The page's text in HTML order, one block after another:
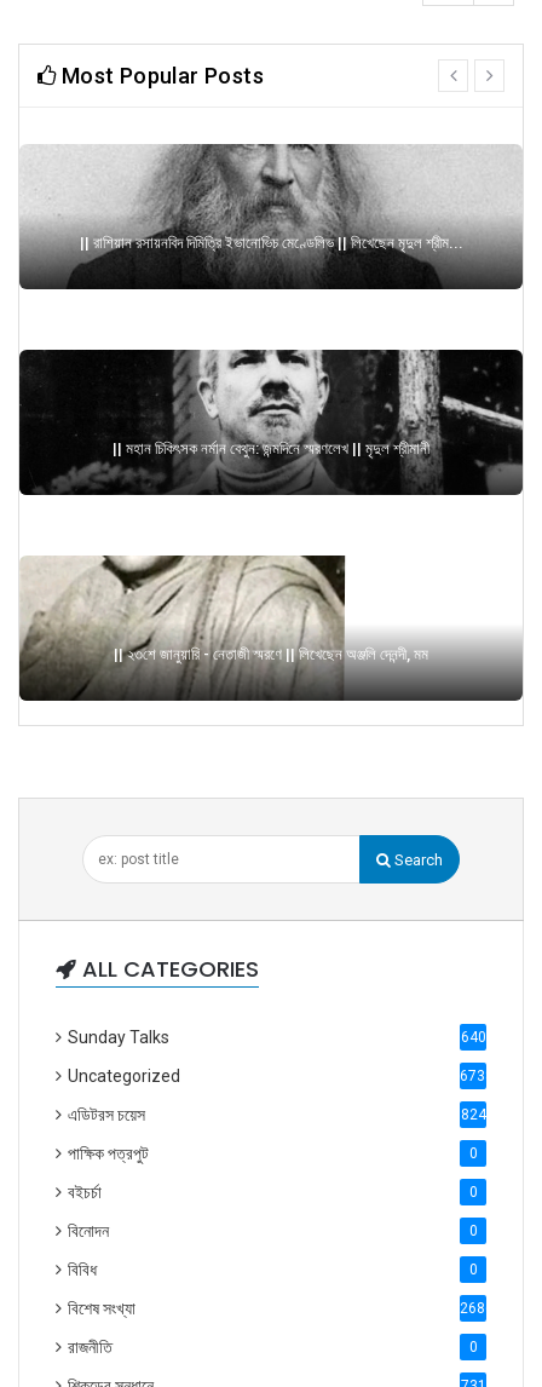
Most Popular Posts
|| রাশিয়ান রসায়নবিদ দিমিত্রি ইভানোভিচ মেণ্ডেলিভ || লিখেছেন মৃদুল শ্রীম...
|| মহান চিকিৎসক নর্মান বেথুন: জন্মদিনে স্মরণলেখ || মৃদুল শ্রীমানী
|| ২৩শে জানুয়ারি - নেতাজী স্মরণে || লিখেছেন অঞ্জলি দেনন্দী, মম
prev
Search
ALL CATEGORIES
Sunday Talks 640
Uncategorized 6738
এডিটরস চয়েস 824
পাক্ষিক পত্রপুট 0
বইচর্চা 0
বিনোদন 0
বিবিধ 0
বিশেষ সংখ্যা 2686
রাজনীতি 0